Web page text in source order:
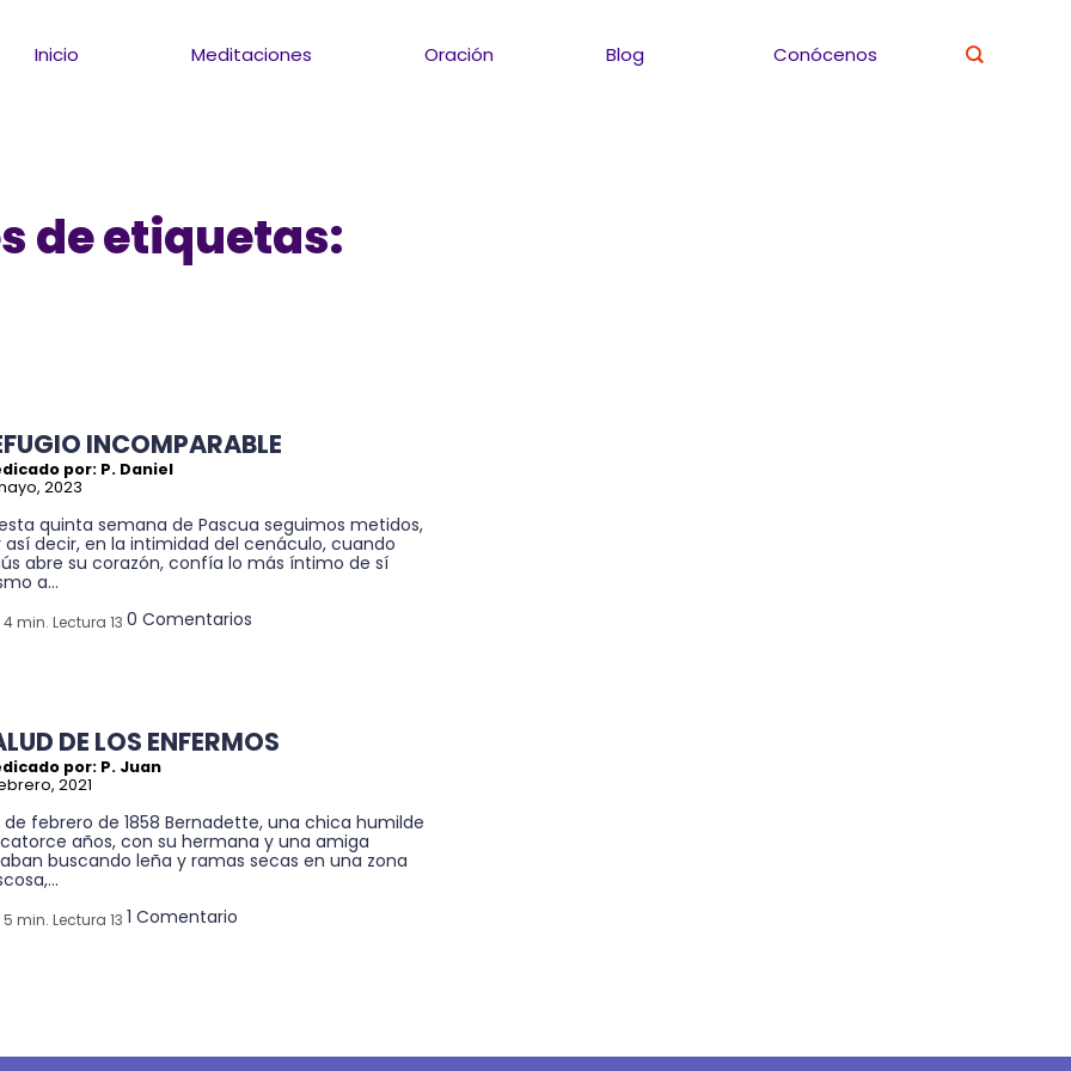
Inicio Meditaciones Oración Blog Conócenos
de etiquetas:
INCOMPARABLE
por: P. Daniel
2023
quinta semana de Pascua seguimos metidos,
así decir, en la intimidad del cenáculo, cuando
abre su corazón, confía lo más íntimo de sí
a...
4 min. Lectura 13 0 Comentarios
DE LOS ENFERMOS
por: P. Juan
2021
de febrero de 1858 Bernadette, una chica humilde
años, con su hermana y una amiga
buscando leña y ramas secas en una zona
5 min. Lectura 13 1 Comentario